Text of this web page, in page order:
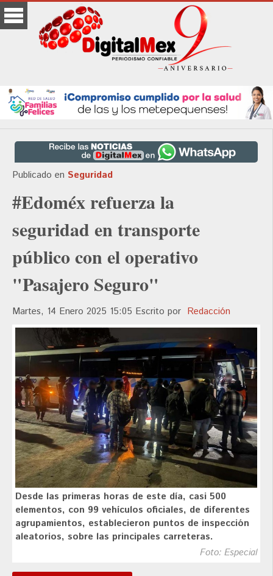
Publicado en Seguridad
#Edoméx refuerza la
seguridad en transporte
público con el operativo
"Pasajero Seguro"
Martes, 14 Enero 2025 15:05 Escrito por Redacción
Desde las primeras horas de este día, casi 500
elementos, con 99 vehículos oficiales, de diferentes
agrupamientos, establecieron puntos de inspección
aleatorios, sobre las principales carreteras.
Foto: Especial